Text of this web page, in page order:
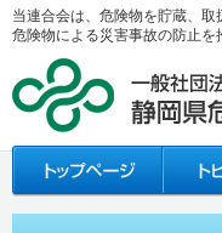
当連合会は、危険物を貯蔵、
危険物による災害事故の防止